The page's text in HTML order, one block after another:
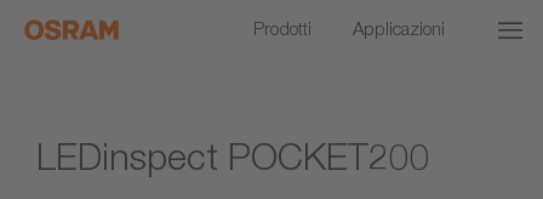
Prodotti Applicazioni
LEDinspect POCKET200